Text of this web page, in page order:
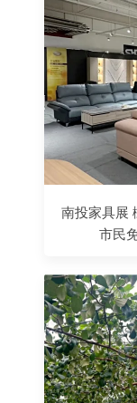
南投家具展
市民